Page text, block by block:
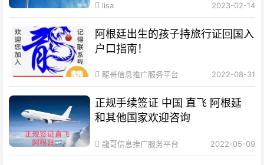
lisa 2023-02-14
阿根廷出生的孩子持旅行证回国入
户口指南！
龍哥信息推广服务平台 2022-08-31
正规手续签证 中国 直飞 阿根延
和其他国家欢迎咨询
龍哥信息推广服务平台 2022-05-09